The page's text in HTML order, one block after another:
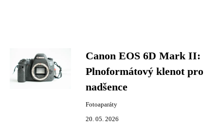
Canon EOS 6D Mark II:
Plnoformátový klenot pro
nadšence
Fotoaparáty
20. 05. 2026